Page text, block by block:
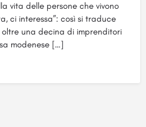
vita delle persone che vivono
ci interessa”: così si traduce
oltre una decina di imprenditori
modenese […]